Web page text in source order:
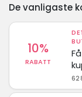
De vanligaste
10%
RABATT